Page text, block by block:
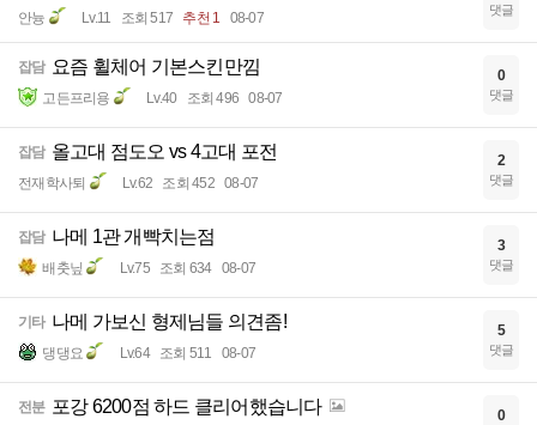
안늉 Lv.11 조회 517 추천 1 08-07 댓글
잡담 요즘 휠체어 기본스킨만낌
고든프리용 Lv.40 조회 496 08-07
0
댓글
잡담 올고대 점도오 vs 4고대 포전
전재학사퇴 Lv.62 조회 452 08-07
2
댓글
잡담 나메 1관 개빡치는점
배춧닢 Lv.75 조회 634 08-07
3
댓글
기타 나메 가보신 형제님들 의견좀!
댕댕요 Lv.64 조회 511 08-07
5
댓글
전분 포강 6200점 하드 클리어했습니다 0